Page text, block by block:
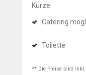
Kürze.
Catering
Toilette
** Die Preise sind inkl.